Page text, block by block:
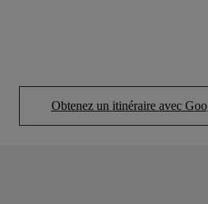
Obtenez un itinéraire avec
(Opens in